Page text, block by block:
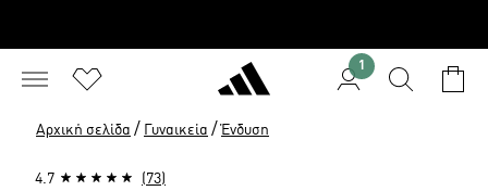
1
Αρχική σελίδα / Γυναικεία / Ένδυση
4.7 (73)